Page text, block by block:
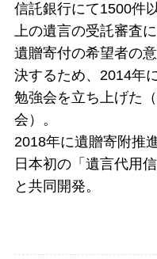
信託銀行にて1500件
上の遺言の受託審査に
遺贈寄付の希望者の
決するため、2014年
勉強会を立ち上げた
会）。
2018年に遺贈寄附推
日本初の「遺言代用
と共同開発。